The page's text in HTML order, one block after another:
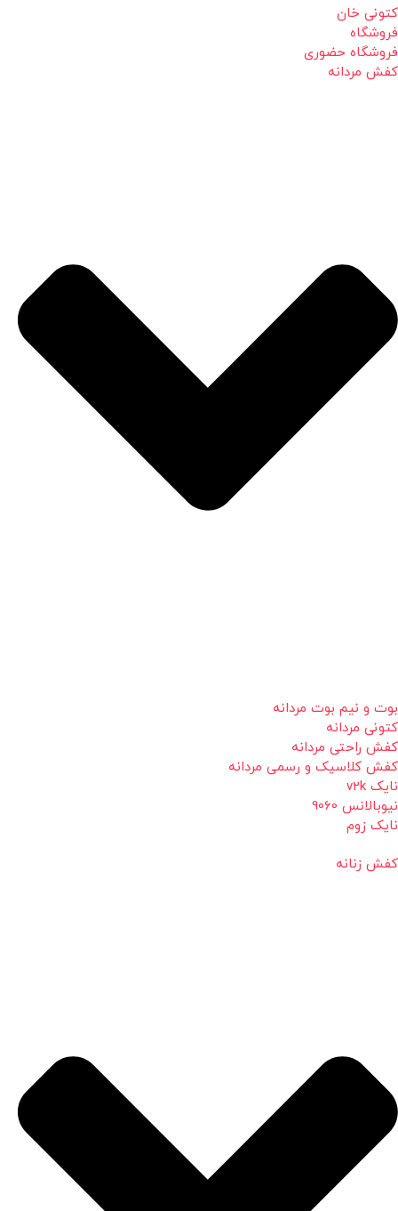
کتونی خان
فروشگاه
فروشگاه حضوری
کفش مردانه
بوت و نیم بوت مردانه
کتونی مردانه
کفش راحتی مردانه
کفش کلاسیک و رسمی مردانه
نایک v2k
نیوبالانس 9060
نایک زوم
کفش زنانه